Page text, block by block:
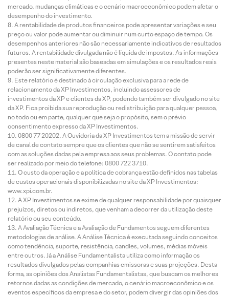
mercado, mudanças climáticas e o cenário macroeconômico podem afetar o
desempenho do investimento.
A rentabilidade de produtos financeiros pode apresentar variações e seu
preço ou valor pode aumentar ou diminuir num curto espaço de tempo. Os
desempenhos anteriores não são necessariamente indicativos de resultados
futuros. A rentabilidade divulgada não é líquida de impostos. As informações
presentes neste material são baseadas em simulações e os resultados reais
poderão ser significativamente diferentes.
Este relatório é destinado à circulação exclusiva para a rede de
relacionamento da XP Investimentos, incluindo assessores de
investimentos da XP e clientes da XP, podendo também ser divulgado no site
da XP. Fica proibida sua reprodução ou redistribuição para qualquer pessoa,
no todo ou em parte, qualquer que seja o propósito, sem o prévio
consentimento expresso da XP Investimentos.
0800 77 20202. A Ouvidoria da XP Investimentos tem a missão de servir
de canal de contato sempre que os clientes que não se sentirem satisfeitos
com as soluções dadas pela empresa aos seus problemas. O contato pode
ser realizado por meio do telefone: 0800 722 3710.
O custo da operação e a política de cobrança estão definidos nas tabelas
de custos operacionais disponibilizadas no site da XP Investimentos:
www.xpi.com.br.
A XP Investimentos se exime de qualquer responsabilidade por quaisquer
prejuízos, diretos ou indiretos, que venham a decorrer da utilização deste
relatório ou seu conteúdo.
A Avaliação Técnica e a Avaliação de Fundamentos seguem diferentes
metodologias de análise. A Análise Técnica é executada seguindo conceitos
como tendência, suporte, resistência, candles, volumes, médias móveis
entre outros. Já a Análise Fundamentalista utiliza como informação os
resultados divulgados pelas companhias emissoras e suas projeções. Desta
forma, as opiniões dos Analistas Fundamentalistas, que buscam os melhores
retornos dadas as condições de mercado, o cenário macroeconômico e os
eventos específicos da empresa e do setor, podem divergir das opiniões dos